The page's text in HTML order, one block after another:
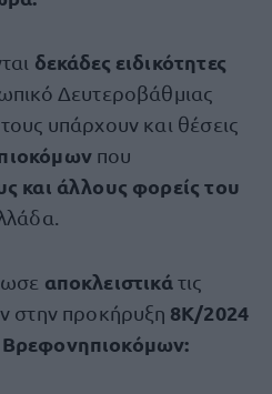
δεκάδες ειδικότητες
Δευτεροβάθμιας
υπάρχουν και θέσεις
που
και άλλους φορείς του
αποκλειστικάτις
στην προκήρυξη 8Κ/2024